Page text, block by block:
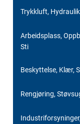
Trykkluft,
Arbeidsplass,
Sti
Beskyttelse, Klær,
Rengjøring,